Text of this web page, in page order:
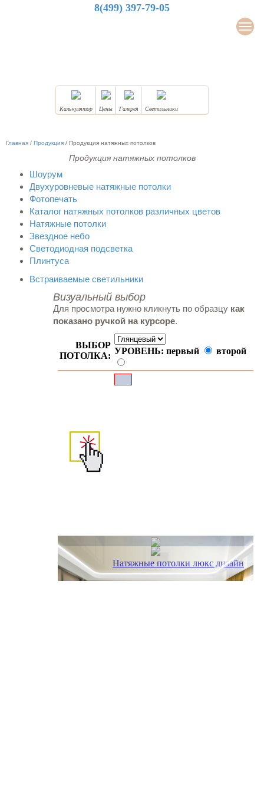
8(499) 397-79-05
Калькулятор Цены Галерея Светильники
Главная / Продукция / Продукция натяжных потолков
Продукция натяжных потолков
Шоурум
Двухуровневые натяжные потолки
Фотопечать
Каталог натяжных потолков различных цветов
Натяжные потолки
Звездное небо
Светодиодная подсветка
Плинтуса
Встраиваемые светильники
Визуальный выбор
Для просмотра нужно кликнуть по образцу как
показано ручкой на курсоре.